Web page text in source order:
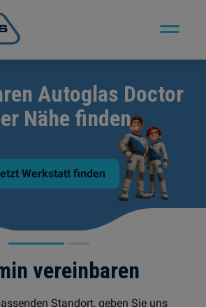
Autoglas Doctor
Nähe finden
Werkstatt finden
vereinbaren
Standort, geben Sie uns